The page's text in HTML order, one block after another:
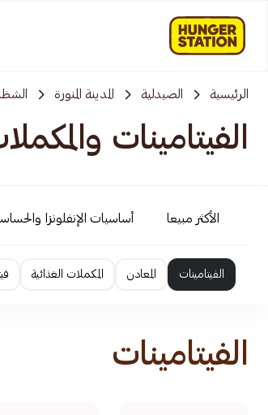
الرئيسية الصيدلية المدينة المنورة
الفيتامينات
الأكثر مبيعا أساسيات الإنفلونزا
الفيتامينات المعادن المكملات الغذائية
الفيتامينات